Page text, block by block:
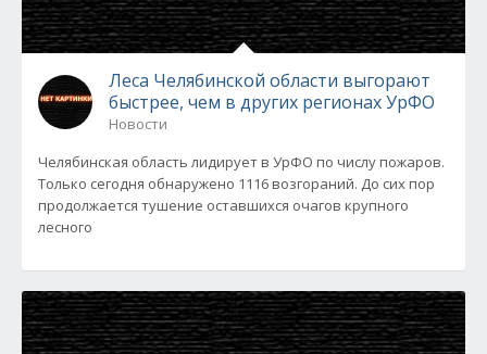
Леса Челябинской области выгорают
быстрее, чем в других регионах УрФО
Новости
Челябинская область лидирует в УрФО по числу пожаров.
Только сегодня обнаружено 1116 возгораний. До сих пор
продолжается тушение оставшихся очагов крупного
лесного